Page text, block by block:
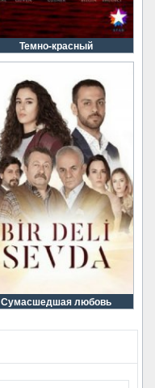
Темно-красный
Сумасшедшая любовь